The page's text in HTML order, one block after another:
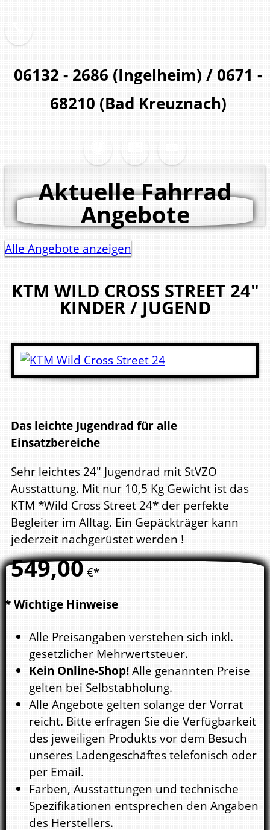
06132 - 2686 (Ingelheim) / 0671 -
68210 (Bad Kreuznach)
Aktuelle Fahrrad
Angebote
Alle Angebote anzeigen
KTM WILD CROSS STREET 24"
KINDER / JUGEND
Das leichte Jugendrad für alle
Einsatzbereiche
Sehr leichtes 24" Jugendrad mit StVZO
Ausstattung. Mit nur 10,5 Kg Gewicht ist das
KTM *Wild Cross Street 24* der perfekte
Begleiter im Alltag. Ein Gepäckträger kann
jederzeit nachgerüstet werden !
549,00€*
* Wichtige Hinweise
Alle Preisangaben verstehen sich inkl.
gesetzlicher Mehrwertsteuer.
Kein Online-Shop!Alle genannten Preise
gelten bei Selbstabholung.
Alle Angebote gelten solange der Vorrat
reicht. Bitte erfragen Sie die Verfügbarkeit
des jeweiligen Produkts vor dem Besuch
unseres Ladengeschäftes telefonisch oder
per Email.
Farben, Ausstattungen und technische
Spezifikationen entsprechen den Angaben
des Herstellers.